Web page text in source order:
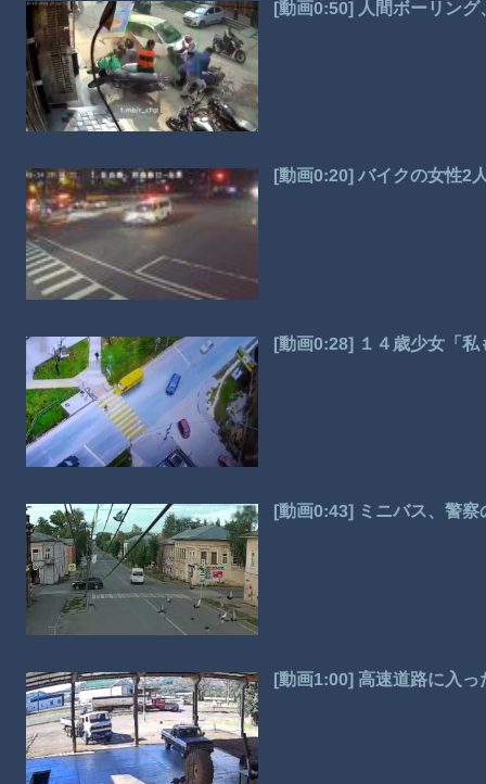
[動画0:50] 人間ボーリン
[動画0:20] バイクの女性2
[動画0:28] １４歳少女「
[動画0:43] ミニバス、警
[動画1:00] 高速道路に入